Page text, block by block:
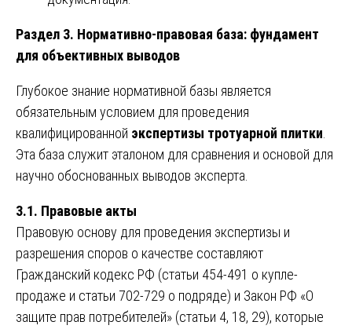
Раздел 3. Нормативно-правовая база: фундамент
для объективных выводов
Глубокое знание нормативной базы является
обязательным условием для проведения
квалифицированной экспертизы тротуарной плитки.
Эта база служит эталоном для сравнения и основой для
научно обоснованных выводов эксперта.
3.1. Правовые акты
Правовую основу для проведения экспертизы и
разрешения споров о качестве составляют
Гражданский кодекс РФ (статьи 454-491 о купле-
продаже и статьи 702-729 о подряде) и Закон РФ «О
защите прав потребителей» (статьи 4, 18, 29), которые